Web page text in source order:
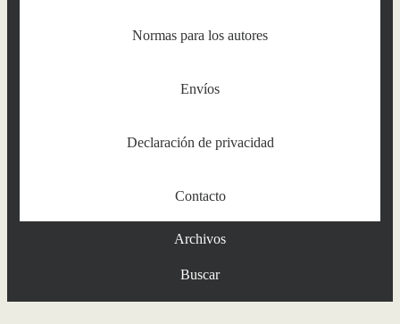
Normas para los autores
Envíos
Declaración de privacidad
Contacto
Archivos
Buscar